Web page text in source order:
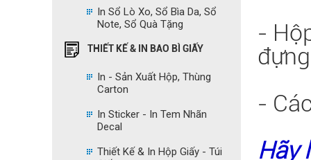
In Sổ Lò Xo, Sổ Bìa Da, Sổ
Note, Sổ Quà Tặng
THIẾT KẾ & IN BAO BÌ GIẤY
In - Sản Xuất Hộp, Thùng
Carton
In Sticker - In Tem Nhãn
Decal
Thiết Kế & In Hộp Giấy - Túi
-
-
Hãy